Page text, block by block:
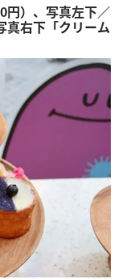
円）、写真左下／
真右下「クリーム